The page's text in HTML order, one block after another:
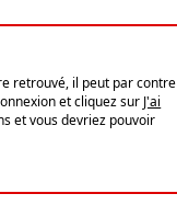
retrouvé, il peut par contre
et cliquez sur J'ai
et vous devriez pouvoir